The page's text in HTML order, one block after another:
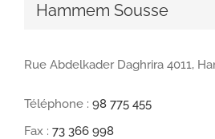
Hammem Sousse
Rue Abdelkader Daghrira 4011,
Téléphone : 98 775 455
Fax : 73 366 998